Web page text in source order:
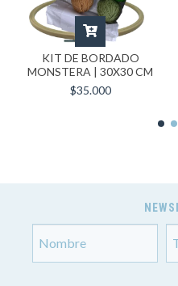
KIT DE BORDADO
MONSTERA | 30X30 CM
$35.000